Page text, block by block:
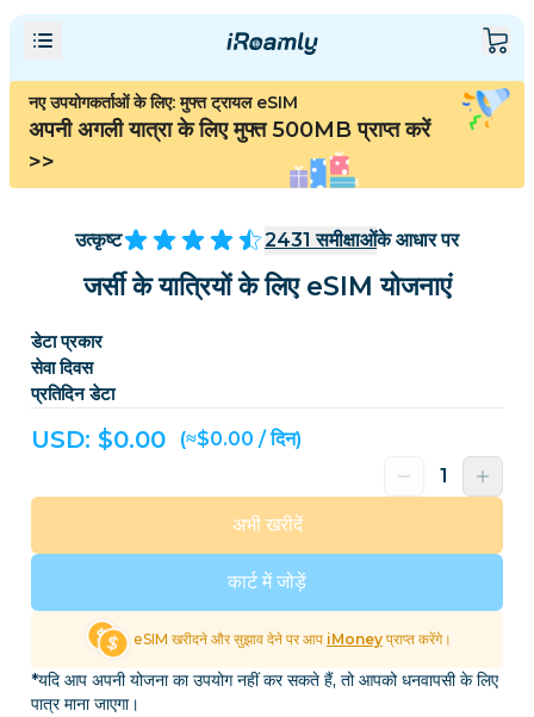
नए उपयोगकर्ताओं के लिए: मुफ्त ट्रायल eSIM
अपनी अगली यात्रा के लिए मुफ्त 500MB प्राप्त करें
>>
उत्कृष्ट 2431 समीक्षाओंके आधार पर
जर्सी के यात्रियों के लिए eSIM योजनाएं
डेटा प्रकार
सेवा दिवस
प्रतिदिन डेटा
USD: $0.00 (≈$0.00 / दिन)
कार्ट में जोड़ें
अभी खरीदें
eSIM खरीदने और सुझाव देने पर आप iMoney प्राप्त करेंगे।
*यदि आप अपनी योजना का उपयोग नहीं कर सकते हैं, तो आपको धनवापसी के लिए
पात्र माना जाएगा।